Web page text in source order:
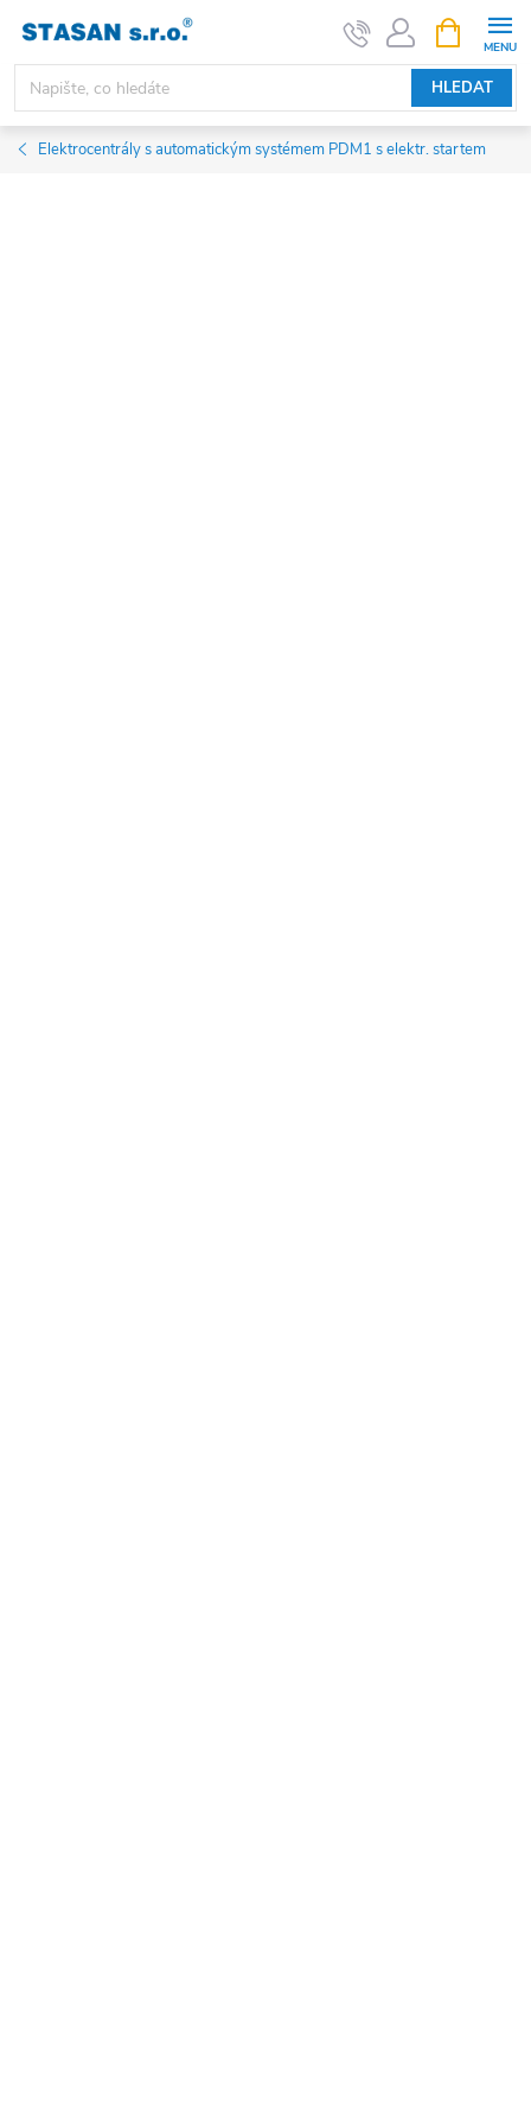
obsah
HLEDAT
NÁKUPNÍ
KOŠÍK
Elektrocentrály s automatickým systémem PDM1 s elektr. startem